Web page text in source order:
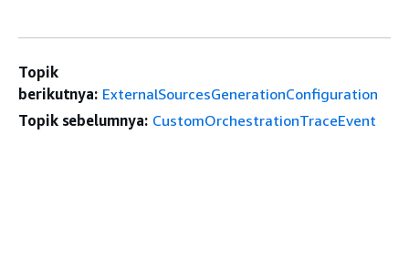
Topik
berikutnya: ExternalSourcesGenerationConfiguration
Topik sebelumnya: CustomOrchestrationTraceEvent